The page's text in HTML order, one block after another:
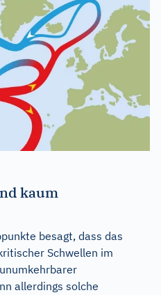
kaum
besagt, dass das
Schwellen im
allerdings solche